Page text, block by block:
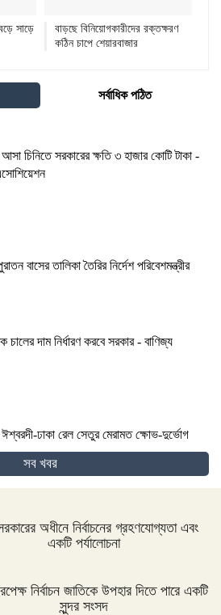
সাড়ে
বাড়ছে বিনিয়োগকারীদের রক্তক্ষরণ
কঠিন চাপে শেয়ারবাজার
সর্বাধিক পঠিত
চিনিতে সরকারের ক্ষতি ৩ হাজার কোটি টাকা -
বাসের তালিকা তৈরির নির্দেশ পরিবেশমন্ত্রীর
দাম নির্ধারণ করবে সরকার - বাণিজ্য
ঢাকা রেল সেতুর মেরামত ক্ষোভ-দুর্ভোগ
সাহাবুদ্দিন বলেন, তথ্য প্রাপ্তিতে কেউ যেন
সব খবর
অধীনে নির্বাচনের গ্রহণযোগ্যতা এবং
একটি পর্যালোচনা
নির্বাচন জাতিকে উপহার দিতে পারে একটি
সুন্দর সংসদ